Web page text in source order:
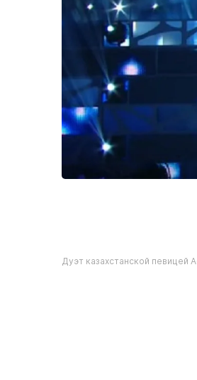
Дуэт казахстанской певицей